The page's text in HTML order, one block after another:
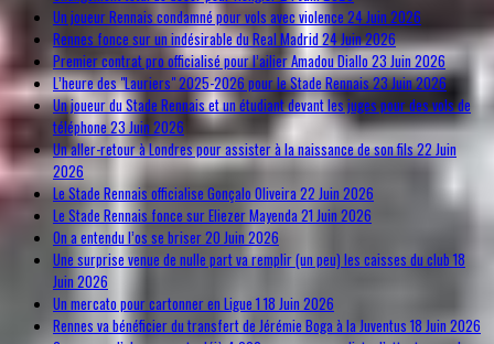
Un joueur Rennais condamné pour vols avec violence 24 Juin 2026
Rennes fonce sur un indésirable du Real Madrid 24 Juin 2026
Premier contrat pro officialisé pour l’ailier Amadou Diallo 23 Juin 2026
L’heure des "Lauriers" 2025-2026 pour le Stade Rennais23 Juin 2026
Un joueur du Stade Rennais et un étudiant devant les juges pour des vols de
téléphone23 Juin 2026
Un aller-retour à Londres pour assister à la naissance de son fils22 Juin
2026
Le Stade Rennais officialise Gonçalo Oliveira 22 Juin 2026
Le Stade Rennais fonce sur Eliezer Mayenda 21 Juin 2026
On a entendu l’os se briser20 Juin 2026
Une surprise venue de nulle part va remplir (un peu) les caisses du club 18
Juin 2026
Un mercato pour cartonner en Ligue 1 18 Juin 2026
Rennes va bénéficier du transfert de Jérémie Boga à la Juventus 18 Juin 2026